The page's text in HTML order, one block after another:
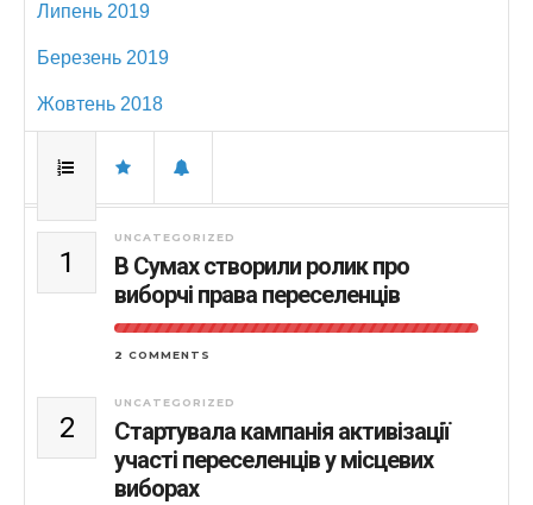
Липень 2019
Березень 2019
Жовтень 2018
1
UNCATEGORIZED
В Сумах створили ролик про
виборчі права переселенців
2 COMMENTS
2
UNCATEGORIZED
Стартувала кампанія активізації
участі переселенців у місцевих
виборах